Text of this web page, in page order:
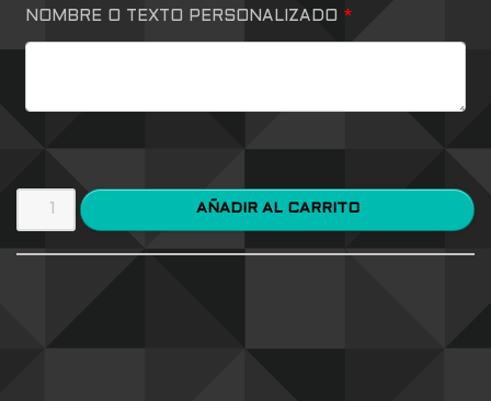
NOMBRE O TEXTO PERSONALIZADO *
AÑADIR AL CARRITO